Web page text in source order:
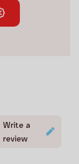
Write a
review